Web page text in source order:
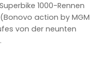
1000-Rennen
action by MGM
von der neunten